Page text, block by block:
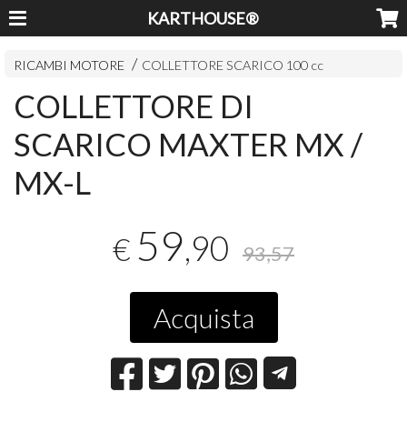
KARTHOUSE®
RICAMBI MOTORE COLLETTORE SCARICO 100 cc
COLLETTORE DI
SCARICO MAXTER MX /
MX-L
€ 59,90 93,57
Acquista